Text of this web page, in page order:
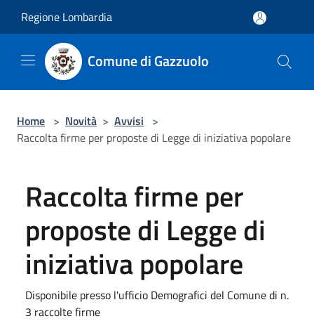
Regione Lombardia
Comune di Gazzuolo
Home > Novità > Avvisi >
Raccolta firme per proposte di Legge di iniziativa popolare
Raccolta firme per
proposte di Legge di
iniziativa popolare
Disponibile presso l'ufficio Demografici del Comune di n.
3 raccolte firme